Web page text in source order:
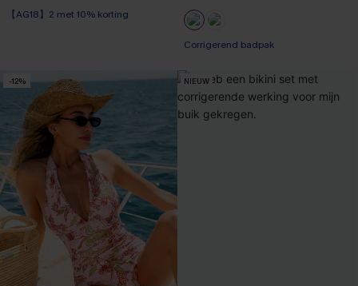
【AG18】2 met 10% korting
Corrigerend badpak
-12% NIEUW